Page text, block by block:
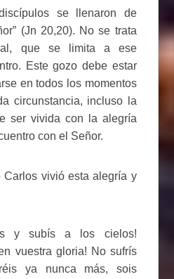
se llenaron de
(Jn 20,20). No se trata
que se limita a ese
Este gozo debe estar
en todos los momentos
circunstancia, incluso la
ser vivida con la alegría
con el Señor.
Carlos vivió esta alegría y
y subís a los cielos!
vuestra gloria! No sufrís
ya nunca más, sois